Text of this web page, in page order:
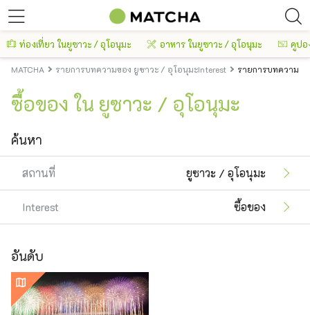
ท่องเที่ยว ในยูซาวะ / อุโอนุมะ อาหาร ในยูซาวะ / อุโอนุมะ คูปอ
MATCHA รายการบทความของ ยูซาวะ / อุโอนุมะInterest รายการบทความข
ซื้อของ ใน ยูซาวะ / อุโอนุมะ
ค้นหา
สถานที่ ยูซาวะ / อุโอนุมะ
Interest ซื้อของ
อันดับ